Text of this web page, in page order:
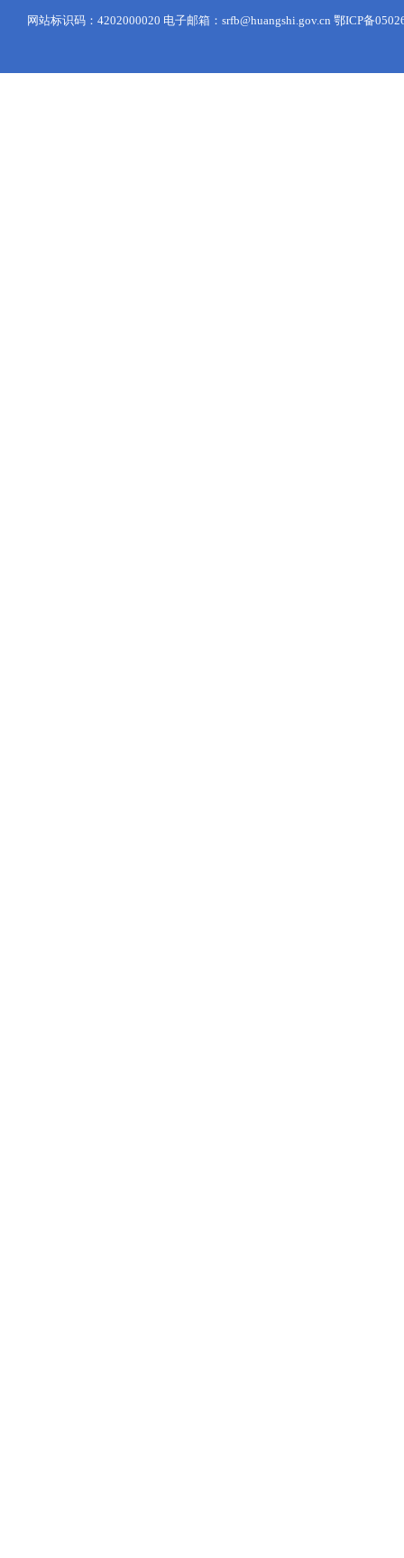
网站标识码：4202000020 电子邮箱：srfb@huangshi.gov.cn 鄂ICP备